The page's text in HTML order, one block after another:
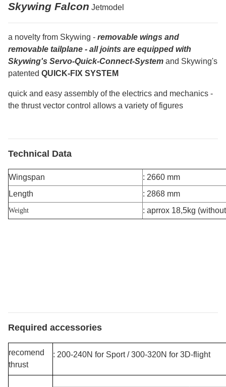
Skywing Falcon Jetmodel
a novelty from Skywing - removable wings and
removable tailplane - all joints are equipped with
Skywing's Servo-Quick-Connect-System and Skywing's
patented QUICK-FIX SYSTEM
quick and easy assembly of the electrics and mechanics -
the thrust vector control allows a variety of figures
Technical Data
Wingspan
: 2660 mm
Length
: 2868 mm
Weight : aprrox 18,5kg
Required accessories
recomend
thrust
: 200-240N for Sport / 300-320N for 3D-flight